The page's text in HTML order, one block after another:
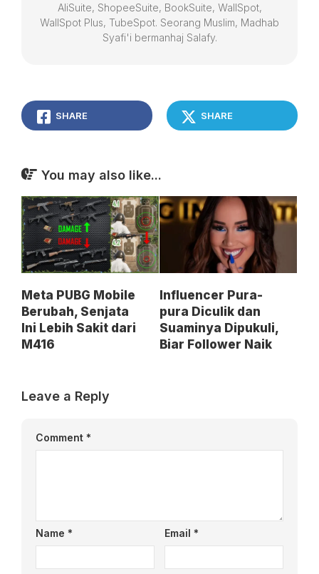
AliSuite, ShopeeSuite, BookSuite, WallSpot,
WallSpot Plus, TubeSpot. Seorang Muslim, Madhab
Syafi'i bermanhaj Salafy.
SHARE SHARE
You may also like...
Meta PUBG Mobile
Berubah, Senjata
Ini Lebih Sakit dari
M416
Influencer Pura-
pura Diculik dan
Suaminya Dipukuli,
Biar Follower Naik
Leave a Reply
Comment *
Name * Email *